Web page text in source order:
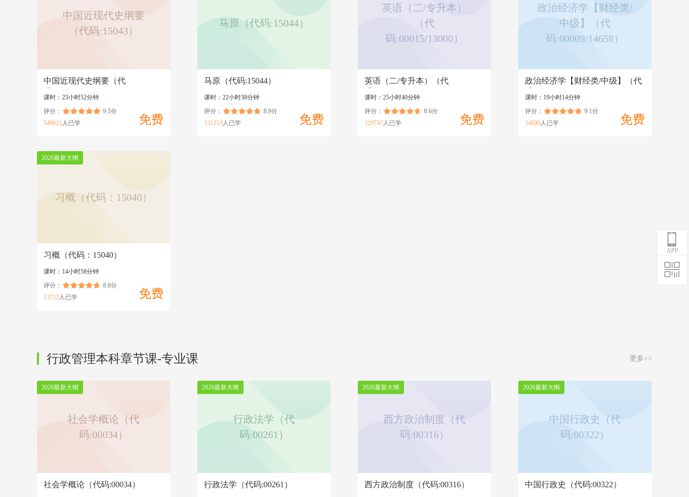
中国近现代史纲要
（代码:15043）
中国近现代史纲要（代
课时：23小时52分钟
免费
评分：
9.5分
546621 人已学
马原（代码:15044）
马原（代码:15044）
课时：22小时38分钟
免费
评分：
8.9分
331253人已学
英语（二/专升本）
（代
码:00015/13000）
英语（二/专升本）（代
课时：25小时40分钟
免费
评分：
8.6分
329747人已学
政治经济学【财经类/
中级】（代
码:00009/14658）
政治经济学【财经类/中级】（代
课时：19小时14分钟
免费
评分：
9.1分
34890人已学
2026最新大纲
习概（代码：15040）
习概（代码：15040）
课时：14小时58分钟
免费
评分：
8.8分
13712人已学
行政管理本科章节课-专业课 更多>>
2026最新大纲
社会学概论（代
码:00034）
社会学概论（代码:00034）
2026最新大纲
行政法学（代
码:00261）
行政法学（代码:00261）
2026最新大纲
西方政治制度（代
码:00316）
西方政治制度（代码:00316）
2026最新大纲
中国行政史（代
码:00322）
中国行政史（代码:00322）
APP